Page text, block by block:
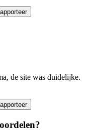
de site was duidelijke.